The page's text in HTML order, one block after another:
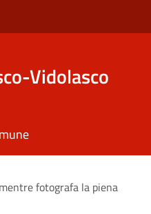
Vidolasco
fotografa la piena